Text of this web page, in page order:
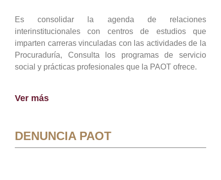
Es consolidar la agenda de relaciones
interinstitucionales con centros de estudios que
imparten carreras vinculadas con las actividades de la
Procuraduría, Consulta los programas de servicio
social y prácticas profesionales que la PAOT ofrece.
Ver más
DENUNCIA PAOT